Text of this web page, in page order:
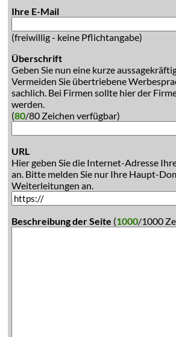
Ihre E-Mail
(freiwillig - keine Pflichtangabe)
Überschrift
Geben Sie nun eine kurze
Vermeiden Sie übertriebene
sachlich. Bei Firmen sollte hier der
werden.
(80/80 Zeichen verfügbar)
URL
Hier geben Sie die Internet-Adresse
an. Bitte melden Sie nur Ihre Haupt-
Weiterleitungen an.
Beschreibung der Seite (1000/1000